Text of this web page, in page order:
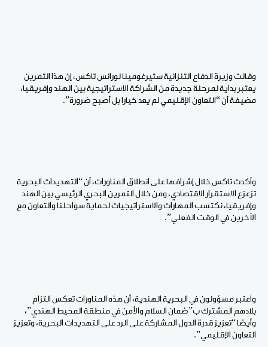
وقالت وزيرة الدفاع التنزانية ستيرغومينا لورانس تاكس، إن هذا التمرين
يعتبر بداية لمرحلة جديدة من الشراكة الاستراتيجية بين الهند وإفريقيا،
مضيفة أن “التعاون الإقليمي لم يعد خيارا بل أصبح ضرورة”.
وأكدت تاكس خلال إشرافها على انطلاق المناورات، أن “التهديدات البحرية
تزعزع الاستقرار الاقتصادي، ومن خلال التمرين البحري الرئيسي بين الهند
وإفريقيا، نكتسب المهارات والاستراتيجيات لحماية سواحلنا والتعاون مع
الآخرين في الوقت الفعلي”.
واعتبر مسؤولون في البحرية الهندية، أن هذه المناورات تعكس التزام
بلادهم المشترك ب”ضمان السلام والأمن في منطقة المحيط الهندي”،
وأيضا “تعزيز قدرة الدول المشاركة على الرد على التهديدات البحرية، وتعزيز
التعاون الإقليمي”.